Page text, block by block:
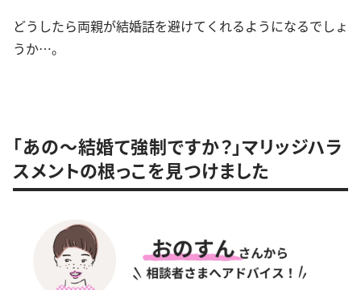
どうしたら両親が結婚話を避けてくれるようになるでしょ
うか…。
「あの〜結婚て強制ですか？」マリッジハラ
スメントの根っこを見つけました